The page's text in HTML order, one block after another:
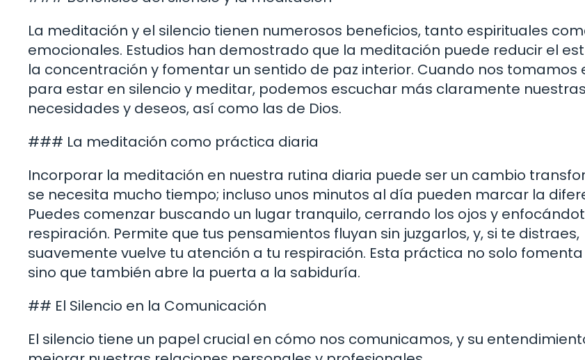
La meditación y el silencio tienen numerosos beneficios, tanto espirituales
emocionales. Estudios han demostrado que la meditación puede reducir el
la concentración y fomentar un sentido de paz interior. Cuando nos tomamos
para estar en silencio y meditar, podemos escuchar más claramente
necesidades y deseos, así como las de Dios.
### La meditación como práctica diaria
Incorporar la meditación en nuestra rutina diaria puede ser un cambio
se necesita mucho tiempo; incluso unos minutos al día pueden marcar la
Puedes comenzar buscando un lugar tranquilo, cerrando los ojos y
respiración. Permite que tus pensamientos fluyan sin juzgarlos, y, si te distraes,
suavemente vuelve tu atención a tu respiración. Esta práctica no solo fomenta
sino que también abre la puerta a la sabiduría.
## El Silencio en la Comunicación
El silencio tiene un papel crucial en cómo nos comunicamos, y su